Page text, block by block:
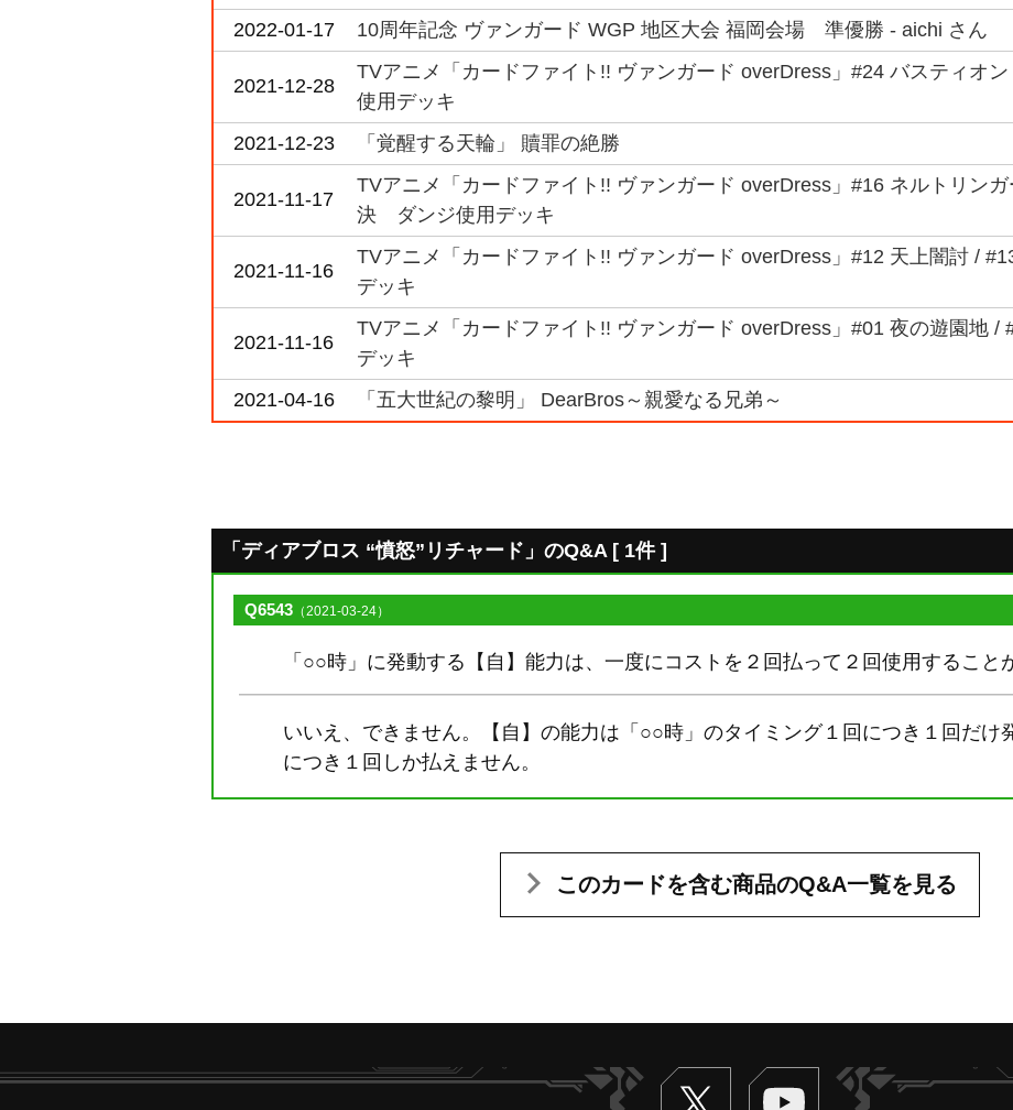
2022-01-17
10周年記念 ヴァンガード WGP 地区大会 福岡会場 準優勝 - aichi さん
2021-12-28
TVアニメ「カードファイト!! ヴァンガード overDress」#24 バスティオ
使用デッキ
2021-12-23
「覚醒する天輪」 贖罪の絶勝
2021-11-17
TVアニメ「カードファイト!! ヴァンガード overDress」#16 ネルトリン
決 ダンジ使用デッキ
2021-11-16
TVアニメ「カードファイト!! ヴァンガード overDress」#12 天上闇討 /
デッキ
2021-11-16
TVアニメ「カードファイト!! ヴァンガード overDress」#01 夜の遊園地
デッキ
2021-04-16
「五大世紀の黎明」 DearBros～親愛なる兄弟～
「ディアブロス “憤怒”リチャード」のQ&A [ 1件 ]
Q6543 （2021-03-24）
「○○時」に発動する【自】能力は、一度にコストを２回払って２回使用すること
いいえ、できません。【自】の能力は「○○時」のタイミング１回につき１回だけ
につき１回しか払えません。
このカードを含む商品のQ&A一覧を見る
Twitter ヴァンガードch